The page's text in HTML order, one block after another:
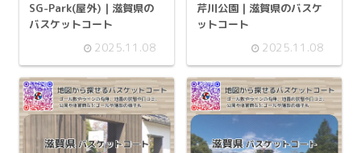
SG-Park(屋外) | 滋賀県の
バスケットコート
2025.11.08
芹川公園 | 滋賀県のバスケ
ットコート
2025.11.08